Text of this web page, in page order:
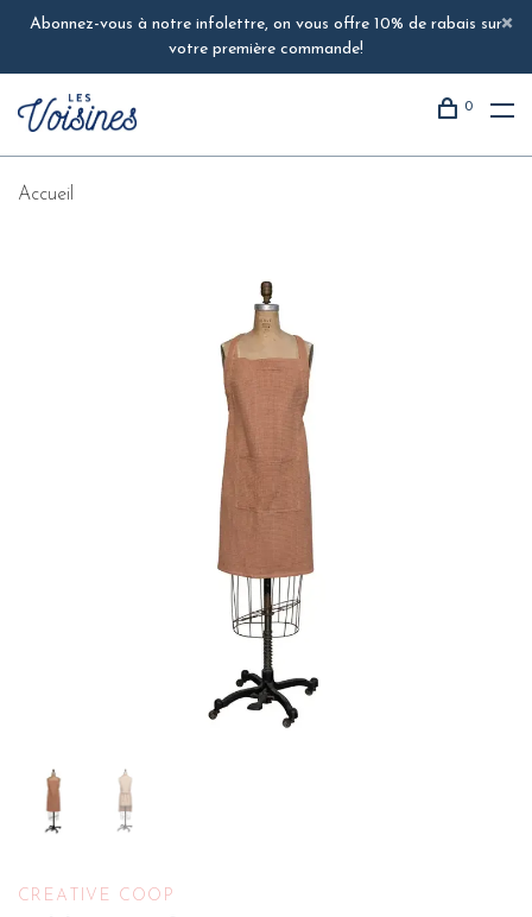
Abonnez-vous à notre infolettre, on vous offre 10% de rabais sur
votre première commande!
0
Accueil
CREATIVE COOP